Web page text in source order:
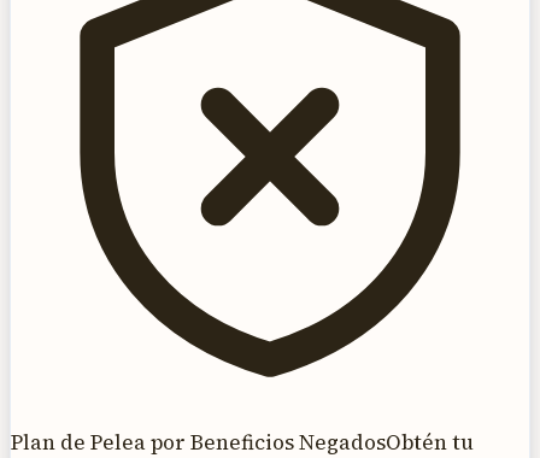
Plan de Pelea por Beneficios NegadosObtén tu